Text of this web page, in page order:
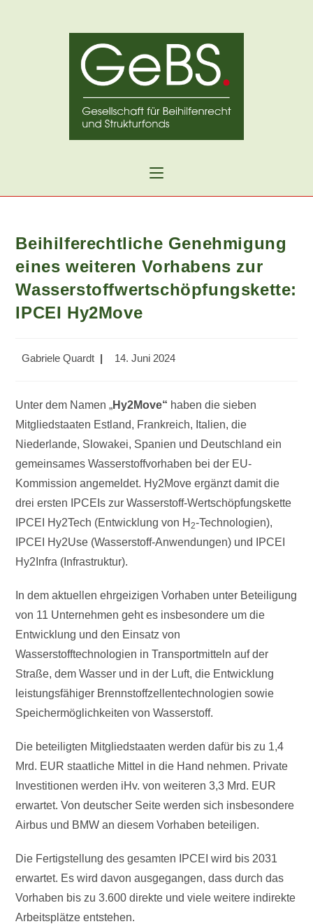
Beihilferechtliche Genehmigung
eines weiteren Vorhabens zur
Wasserstoffwertschöpfungskette:
IPCEI Hy2Move
Beitrags-
Gabriele Quardt
Beitrag
14. Juni 2024
Unter dem Namen „Hy2Move“ haben die sieben
Mitgliedstaaten Estland, Frankreich, Italien, die
Niederlande, Slowakei, Spanien und Deutschland ein
gemeinsames Wasserstoffvorhaben bei der EU-
Kommission angemeldet. Hy2Move ergänzt damit die
drei ersten IPCEIs zur Wasserstoff-Wertschöpfungskette
IPCEI Hy2Tech (Entwicklung von H2-Technologien),
IPCEI Hy2Use (Wasserstoff-Anwendungen) und IPCEI
Hy2Infra (Infrastruktur).
In dem aktuellen ehrgeizigen Vorhaben unter Beteiligung
von 11 Unternehmen geht es insbesondere um die
Entwicklung und den Einsatz von
Wasserstofftechnologien in Transportmitteln auf der
Straße, dem Wasser und in der Luft, die Entwicklung
leistungsfähiger Brennstoffzellentechnologien sowie
Speichermöglichkeiten von Wasserstoff.
Die beteiligten Mitgliedstaaten werden dafür bis zu 1,4
Mrd. EUR staatliche Mittel in die Hand nehmen. Private
Investitionen werden iHv. von weiteren 3,3 Mrd. EUR
erwartet. Von deutscher Seite werden sich insbesondere
Airbus und BMW an diesem Vorhaben beteiligen.
Die Fertigstellung des gesamten IPCEI wird bis 2031
erwartet. Es wird davon ausgegangen, dass durch das
Vorhaben bis zu 3.600 direkte und viele weitere indirekte
Arbeitsplätze entstehen.